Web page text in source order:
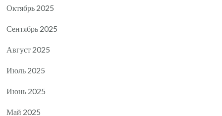
Октябрь 2025
Сентябрь 2025
Август 2025
Июль 2025
Июнь 2025
Май 2025